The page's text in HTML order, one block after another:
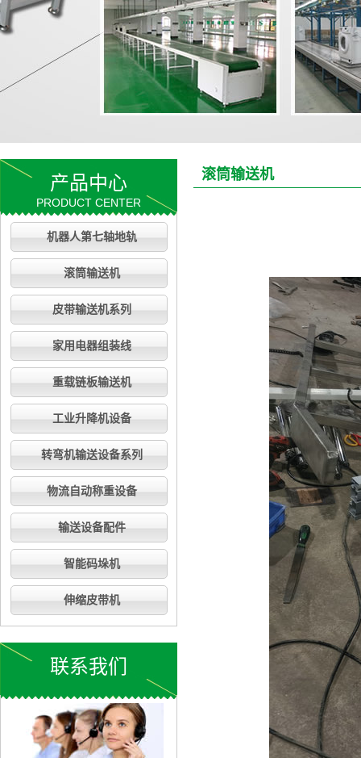
产品中心
PRODUCT CENTER
机器人第七轴地轨
滚筒输送机
皮带输送机系列
家用电器组装线
重载链板输送机
工业升降机设备
转弯机输送设备系列
物流自动称重设备
输送设备配件
智能码垛机
伸缩皮带机
联系我们
滚筒输送机